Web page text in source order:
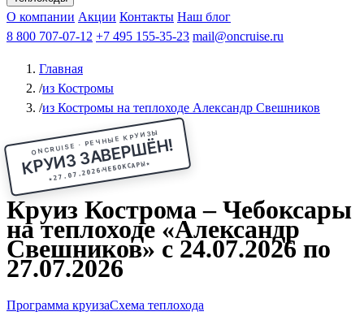
Чебоксарыиз Волгоградаиз Саратова Все города
КазаньВ Нижний НовгородВ ПермьВ Ростов-на-Дону
РыбинскНа СоловкиНа ВалаамПо ОкеПо Енисею
Афанасий Никитин Октябрьская революция
ФединАлександр СвешниковИван
МироновА.С.Попов
О компании Акции Контакты Наш блог
8 800 707-07-12 +7 495 155-35-23 mail@oncruise.ru
Главная
/из Костромы
/из Костромы на теплоходе Александр Свешников
ONCRUISE · РЕЧНЫЕ КРУИЗЫ
КРУИЗ ЗАВЕРШЁН!
★27.07.2026
ЧЕБОКСАРЫ★
Круиз Кострома – Чебоксары
на теплоходе «Александр
Свешников» с 24.07.2026 по
27.07.2026
Программа круизаСхема теплохода